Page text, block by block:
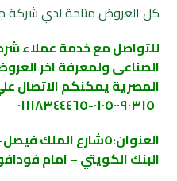
كل العروض متاحة لدي
للتواصل مع خدمة عملاء
الصناعى ولمعرفة اخر
المصرية يمكنكم الاتصال
٠١٠٥٠٠٩٠٣١٥-٠١١١٨٣٤٤٤٦٥
العنوان:٥شارع
البنك الكويتي – امام فو